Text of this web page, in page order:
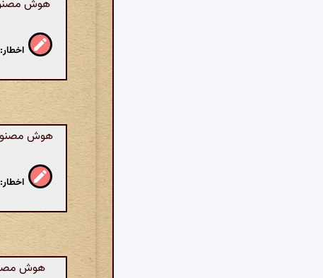
هوش
اخطار:
هوش
اخطار:
هوش